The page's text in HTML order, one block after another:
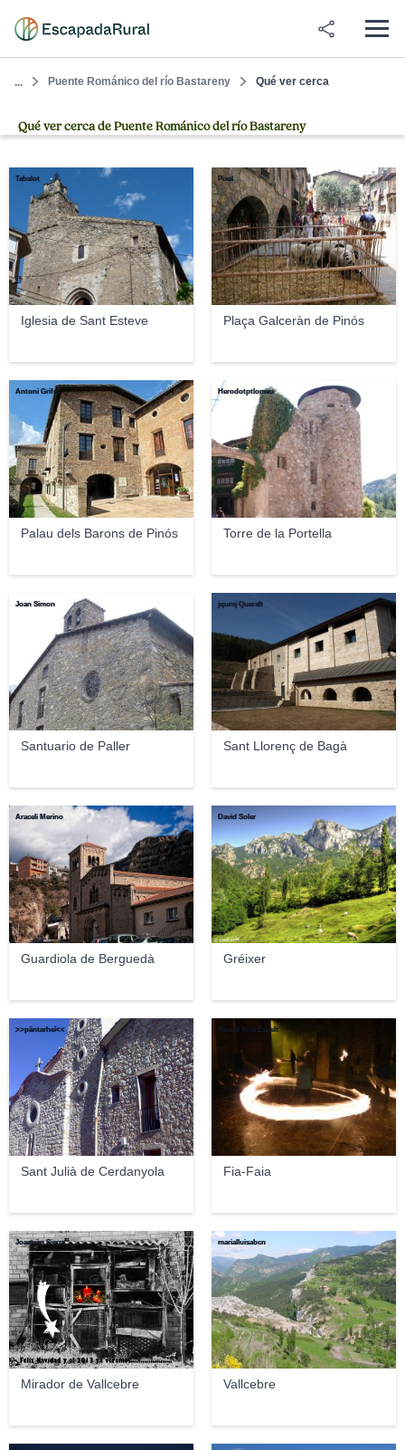
... Puente Románico del río Bastareny Qué ver cerca
Qué ver cerca de Puente Románico del río Bastareny
Iglesia de Sant Esteve
Tabalot
Plaça Galceràn de Pinós
Pixel
Palau dels Barons de Pinós
Antoni Grifol
Torre de la Portella
Herodotptlomeu
Santuario de Paller
Joan Simon
Sant Llorenç de Bagà
jqumj Queralt
Guardiola de Berguedà
Araceli Merino
Gréixer
David Soler
Sant Julià de Cerdanyola
>>päntarheî<<
Fia-Faia
Ricard Solé Espelt
Mirador de Vallcebre
Joaquim Sierra
Vallcebre
marialluisabcn